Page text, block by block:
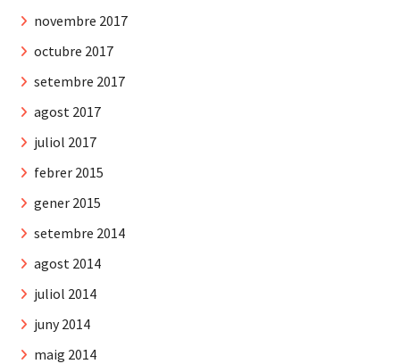
novembre 2017
octubre 2017
setembre 2017
agost 2017
juliol 2017
febrer 2015
gener 2015
setembre 2014
agost 2014
juliol 2014
juny 2014
maig 2014